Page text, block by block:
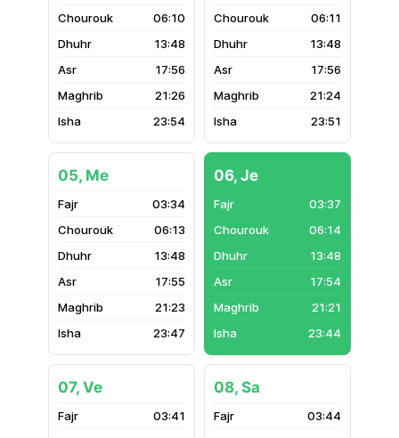
06:10
13:48
17:56
21:26
23:54
06:11
13:48
17:56
21:24
23:51
05, Me
03:34
06:13
13:48
17:55
21:23
23:47
06, Je
03:37
06:14
13:48
17:54
21:21
23:44
07, Ve
03:41
08, Sa
03:44